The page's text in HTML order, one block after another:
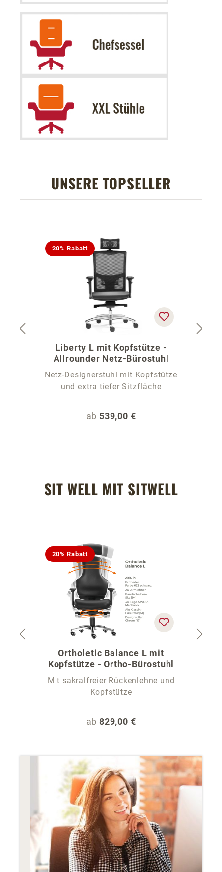
UNSERE TOPSELLER
20% Rabatt
Liberty L mit Kopfstütze -
Allrounder Netz-Bürostuhl
Netz-Designerstuhl mit Kopfstütze
und extra tiefer Sitzfläche
Regulärer Preis:
ab 539,00 €
SIT WELL MIT SITWELL
20% Rabatt
Ortholetic Balance L mit
Kopfstütze - Ortho-Bürostuhl
Mit sakralfreier Rückenlehne und
Kopfstütze
Regulärer Preis:
ab 829,00 €